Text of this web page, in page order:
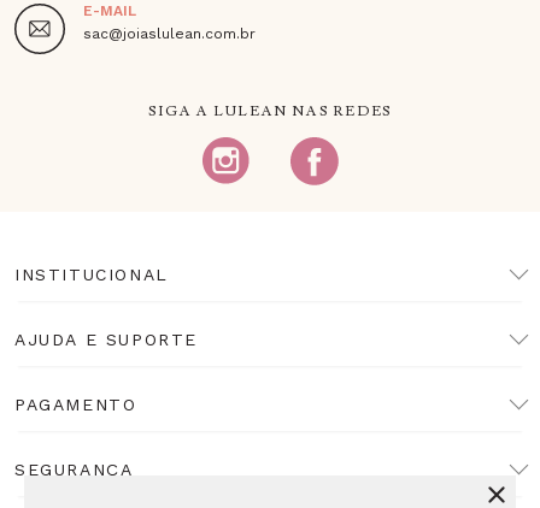
E-MAIL
sac@joiaslulean.com.br
SIGA A LULEAN NAS REDES
INSTITUCIONAL
AJUDA E SUPORTE
PAGAMENTO
SEGURANÇA